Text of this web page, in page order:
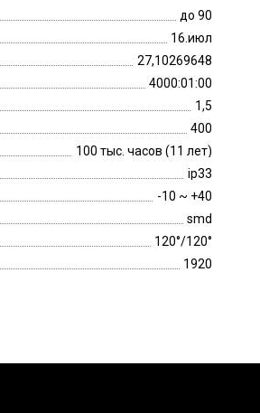
до 90
16.июл
27,10269648
4000:01:00
1,5
400
100 тыс. часов (11 лет)
ip33
-10 ~ +40
smd
120°/120°
1920